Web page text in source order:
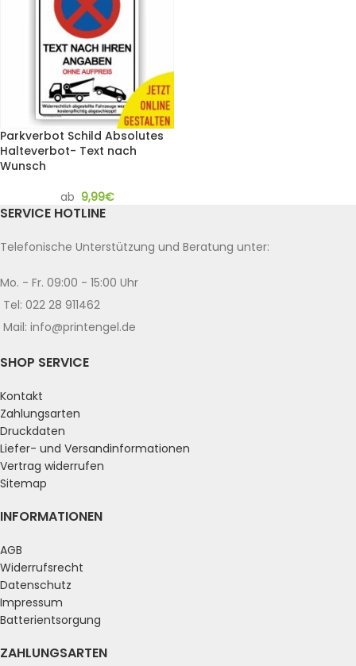
Parkverbot Schild Absolutes
Halteverbot- Text nach
Wunsch
ab 9,99€
SERVICE HOTLINE
Telefonische Unterstützung und Beratung unter:
Mo. - Fr. 09:00 - 15:00 Uhr
Tel: 022 28 911462
Mail: info@printengel.de
SHOP SERVICE
Kontakt
Zahlungsarten
Druckdaten
Liefer- und Versandinformationen
Vertrag widerrufen
Sitemap
INFORMATIONEN
AGB
Widerrufsrecht
Datenschutz
Impressum
Batterientsorgung
ZAHLUNGSARTEN